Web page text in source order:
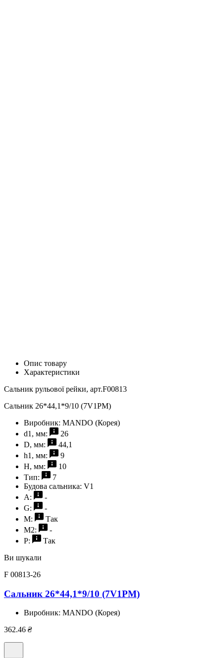
Опис товару
Характеристики
Сальник рульової рейки, арт.F00813
Сальник 26*44,1*9/10 (7V1PM)
Виробник: MANDO (Корея)
d1, мм:
26
D, мм:
44,1
h1, мм:
9
H, мм:
10
Тип:
7
Будова сальника: V1
A:
-
G:
-
M:
Так
M2:
-
P:
Так
Ви шукали
F 00813-26
Сальник 26*44,1*9/10 (7V1PM)
Виробник: MANDO (Корея)
362.46 ₴